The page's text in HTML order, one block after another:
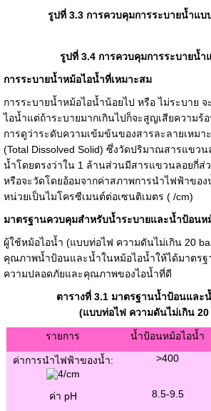
รูปที่ 3.3 การควบคุมการระบายน้ำแบ
รูปที่ 3.4 การควบคุมการระบายน้ำ
การระบายน้ำหม้อไอน้ำที่เหมาะสม
การระบายน้ำหม้อไอน้ำน้อยไป หรือ ไม่ระบาย
ไอน้ำแต่ถ้าระบายมากเกินไปก็จะสูญเสียความร้
การดูว่าระดับความเข้มข้นของสารละลายเหมา
(Total Dissolved Solid) ซึ่งวัดปริมาณสารแขว
น้ำโดยตรงว่าใน 1 ล้านส่วนมีสารแขวนลอยกี่ส่
หรือจะวัดโดยอ้อมจากค่าสภาพการนำไฟฟ้าของ
หน่วยเป็นไมโครซีเมนต์ต่อเซนติเมตร ( /cm)
มาตรฐานควบคุมสำหรับน้ำระบายและน้ำป้อนห
ผู้ใช้หม้อไอน้ำ (แบบท่อไฟ ความดันไม่เกิน 20
คุณภาพน้ำป้อนและน้ำในหม้อไอน้ำให้ได้มาตรฐ
ความปลอดภัยและคุณภาพของไอน้ำที่ดี
ตารางที่3.1 มาตรฐานน้ำป้อนและ
(แบบท่อไฟ ความดันไม่เกิน 20
รายการ น้ำป้อนหม้อไอน้ำ
ค่าการนำไฟฟ้าของน้ำ:
/cm
>400
ค่า pH 8.5-9.5